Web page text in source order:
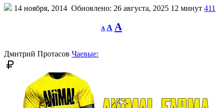
14 ноября, 2014 Обновлено: 26 августа, 2025 12 минут 411
A
Decrease
font
A Reset
font
A
Дмитрий Протасов Чаевые: